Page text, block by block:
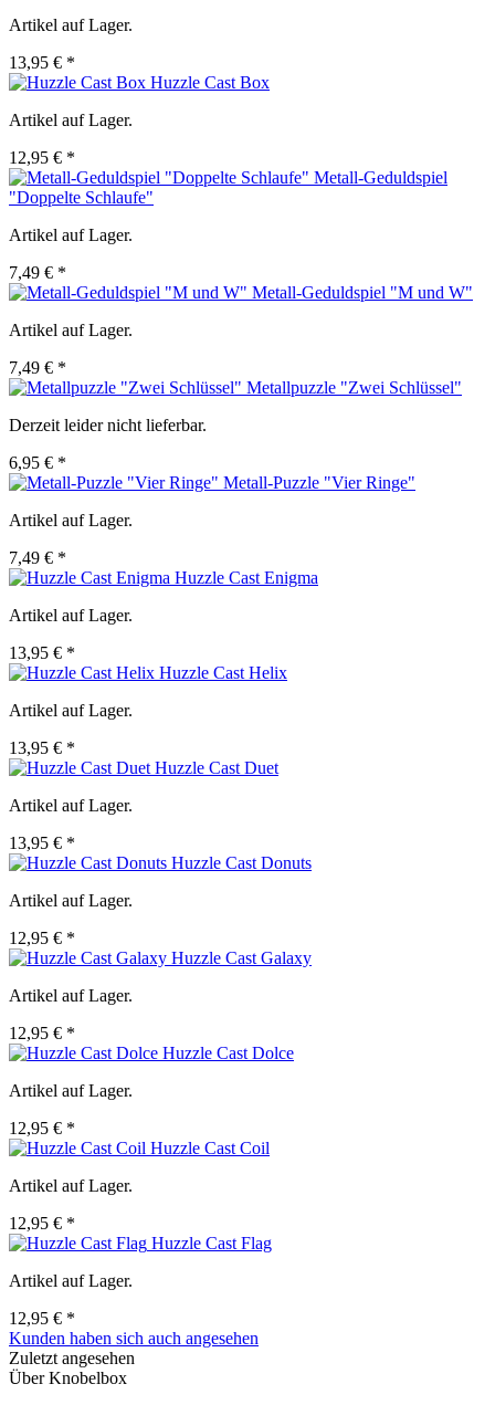
Artikel auf Lager.
13,95 € *
Huzzle Cast Box
Artikel auf Lager.
12,95 € *
Metall-Geduldspiel
"Doppelte Schlaufe"
Artikel auf Lager.
7,49 € *
Metall-Geduldspiel "M und W"
Artikel auf Lager.
7,49 € *
Metallpuzzle "Zwei Schlüssel"
Derzeit leider nicht lieferbar.
6,95 € *
Metall-Puzzle "Vier Ringe"
Artikel auf Lager.
7,49 € *
Huzzle Cast Enigma
Artikel auf Lager.
13,95 € *
Huzzle Cast Helix
Artikel auf Lager.
13,95 € *
Huzzle Cast Duet
Artikel auf Lager.
13,95 € *
Huzzle Cast Donuts
Artikel auf Lager.
12,95 € *
Huzzle Cast Galaxy
Artikel auf Lager.
12,95 € *
Huzzle Cast Dolce
Artikel auf Lager.
12,95 € *
Huzzle Cast Coil
Artikel auf Lager.
12,95 € *
Huzzle Cast Flag
Artikel auf Lager.
12,95 € *
Kunden haben sich auch angesehen
Zuletzt angesehen
Über Knobelbox